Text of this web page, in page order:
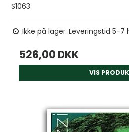
S1063
Ikke på lager. Leveringstid 5-7
526,00 DKK
VIS